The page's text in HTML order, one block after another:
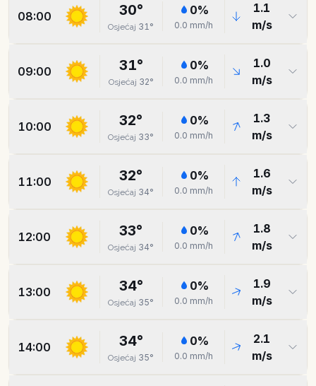
08:00 30°
Osjećaj 31°
0%
0.0 mm/h
1.1
m/s
09:00 31°
Osjećaj 32°
0%
0.0 mm/h
1.0
m/s
10:00 32°
Osjećaj 33°
0%
0.0 mm/h
1.3
m/s
11:00 32°
Osjećaj 34°
0%
0.0 mm/h
1.6
m/s
12:00 33°
Osjećaj 34°
0%
0.0 mm/h
1.8
m/s
13:00 34°
Osjećaj 35°
0%
0.0 mm/h
1.9
m/s
14:00 34°
Osjećaj 35°
0%
0.0 mm/h
2.1
m/s